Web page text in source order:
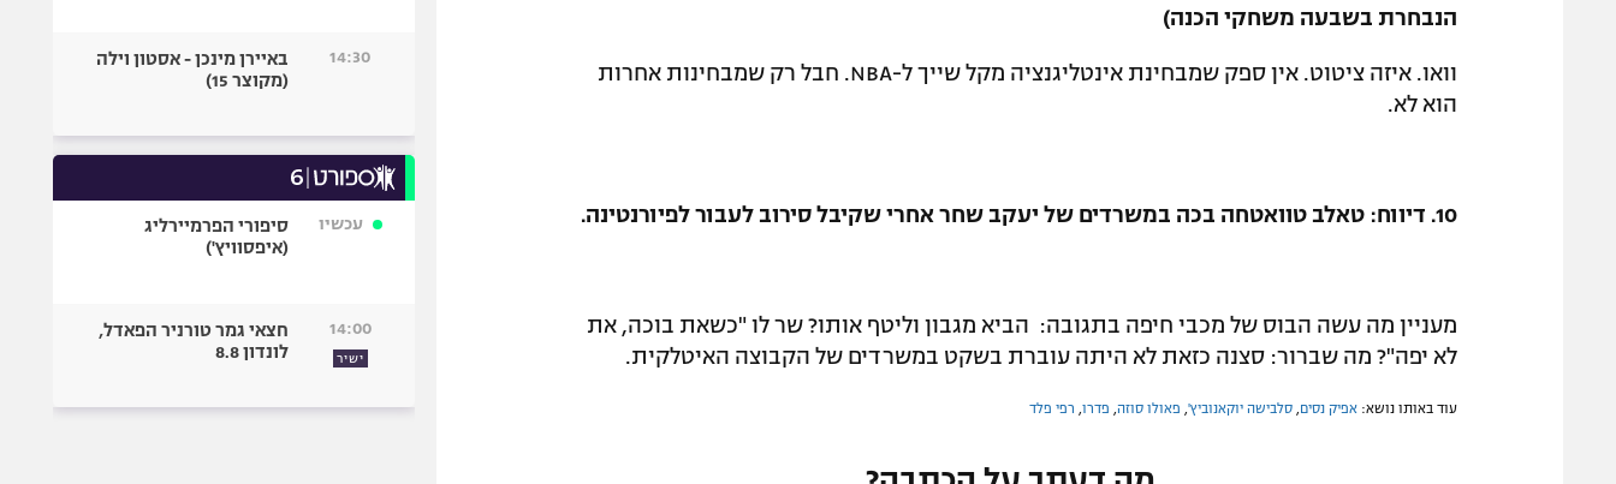
הנבחרת בשבעה משחקי הכנה)
וואו. איזה ציטוט. אין ספק שמבחינת אינטליגנציה מקל שייך ל-NBA. חבל רק שמבחינות אחרות
הוא לא.
10. דיווח: טאלב טוואטחה בכה במשרדים של יעקב שחר אחרי שקיבל סירוב לעבור לפיורנטינה.
מעניין מה עשה הבוס של מכבי חיפה בתגובה: הביא מגבון וליטף אותו? שר לו "כשאת בוכה, את
לא יפה"? מה שברור: סצנה כזאת לא היתה עוברת בשקט במשרדים של הקבוצה האיטלקית.
עוד באותו נושא: אפיק נסים סלבישה יוקאנוביץ' פאולו סוזה פדרו רפי פלד
14:30
באיירן מינכן - אסטון וילה
(מקוצר 15)
עכשיו
סיפורי הפרמיירליג
(איפסוויץ')
14:00
ישיר
חצאי גמר טורניר הפאדל,
לונדון 8.8